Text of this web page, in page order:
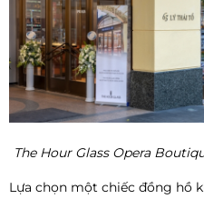
The Hour Glass Opera
Lựa chọn một chiếc đồng hồ